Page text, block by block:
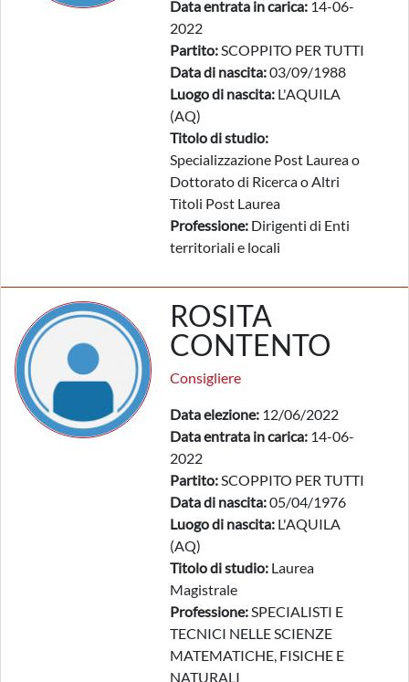
Data entrata in carica: 14-06-
2022
Partito:SCOPPITO PER TUTTI
Data di nascita:03/09/1988
Luogo di nascita: L'AQUILA
(AQ)
Titolo di studio:
Specializzazione Post Laurea o
Dottorato di Ricerca o Altri
Titoli Post Laurea
Professione: Dirigenti di Enti
territoriali e locali
ROSITA
CONTENTO
Consigliere
Data elezione: 12/06/2022
Data entrata in carica: 14-06-
2022
Partito:SCOPPITO PER TUTTI
Data di nascita:05/04/1976
Luogo di nascita: L'AQUILA
(AQ)
Titolo di studio: Laurea
Magistrale
Professione:SPECIALISTI E
TECNICI NELLE SCIENZE
MATEMATICHE, FISICHE E
NATURALI